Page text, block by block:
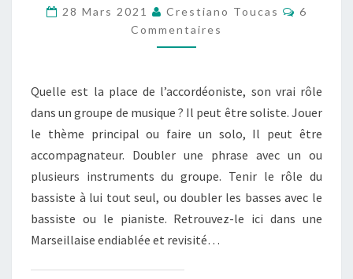
SON
VRAI
RÔLE
UN
GROUPE
?
28 Mars 2021 Crestiano Toucas
6
Commentaires
Quelle est la place de l’accordéoniste, son vrai rôle
dans un groupe de musique ? Il peut être soliste. Jouer
le thème principal ou faire un solo, Il peut être
accompagnateur. Doubler une phrase avec un ou
plusieurs instruments du groupe. Tenir le rôle du
bassiste à lui tout seul, ou doubler les basses avec le
bassiste ou le pianiste. Retrouvez-le ici dans une
Marseillaise endiablée et revisité…